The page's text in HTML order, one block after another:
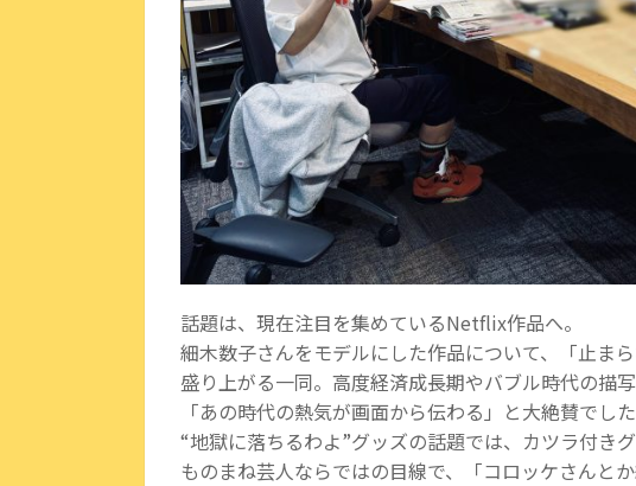
話題は、現在注目を集めているNetflix作品へ。
細木数子さんをモデルにした作品について、「止ま
盛り上がる一同。高度経済成長期やバブル時代の描
「あの時代の熱気が画面から伝わる」と大絶賛でした
“地獄に落ちるわよ”グッズの話題では、カツラ付き
ものまね芸人ならではの目線で、「コロッケさんと